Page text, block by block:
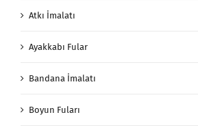
Atkı İmalatı
Ayakkabı Fular
Bandana İmalatı
Boyun Fuları